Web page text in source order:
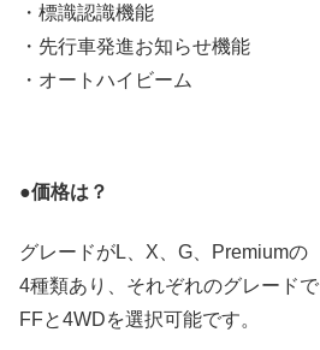
・標識認識機能
・先行車発進お知らせ機能
・オートハイビーム
●価格は？
グレードがL、X、G、Premiumの
4種類あり、それぞれのグレードで
FFと4WDを選択可能です。